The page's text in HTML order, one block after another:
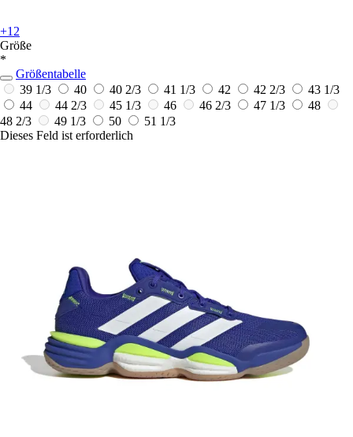
+12
Größe
*
Größentabelle
39 1/3
40 40 2/3 41 1/3 42 42 2/3
43 1/3
44
44 2/3 45 1/3 46 46 2/3 47 1/3
48
48 2/3
49 1/3 50
51 1/3
Dieses Feld ist erforderlich